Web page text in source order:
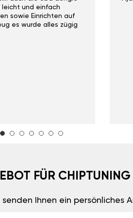
leicht und einfach
sowie Einrichten auf
es wurde alles zügig
FÜR CHIPTUNING
Ihnen ein persönliches